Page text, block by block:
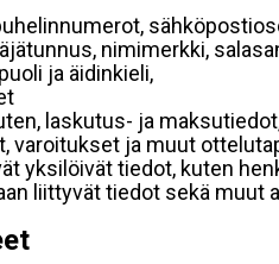
nimimerkki,
ja äidinkieli,
laskutus- ja
varoitukset ja muut
yksilöivät tiedot, kuten
liittyvät tiedot sekä